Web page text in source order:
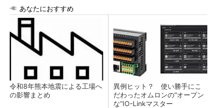
あなたにおすすめ
令和8年熊本地震による工場へ
の影響まとめ
異例ヒット？ 使い勝手にこ
だわったオムロンの“オープン
な”IO-Linkマスター